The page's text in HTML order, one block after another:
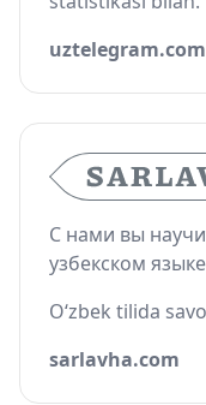
uztelegram.com
С нами вы
узбекском
O‘zbek tilida
sarlavha.com